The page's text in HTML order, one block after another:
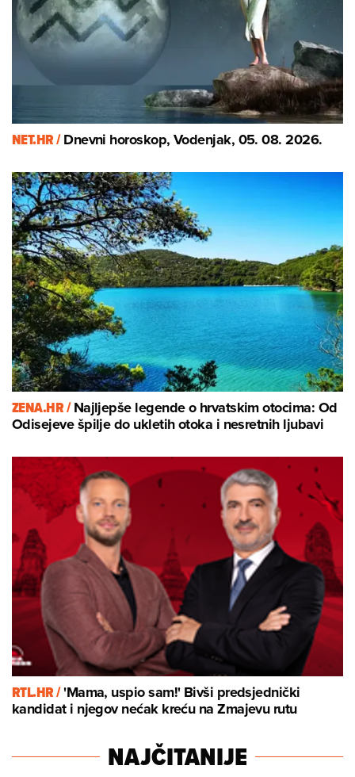
NET.HR /Dnevni horoskop, Vodenjak, 05. 08. 2026.
ZENA.HR /Najljepše legende o hrvatskim otocima: Od
Odisejeve špilje do ukletih otoka i nesretnih ljubavi
RTL.HR /'Mama, uspio sam!' Bivši predsjednički
kandidat i njegov nećak kreću na Zmajevu rutu
NAJČITANIJE